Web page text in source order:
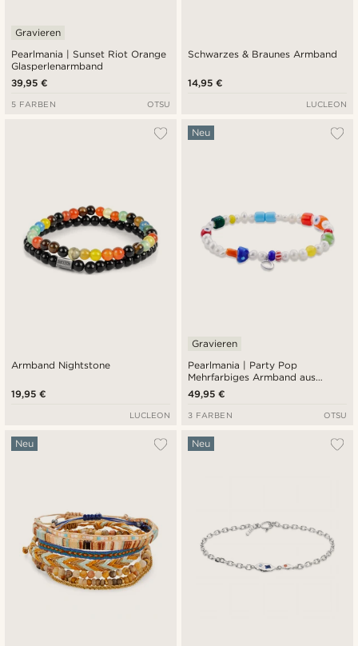
Pearlmania | Sunset Riot Orange
Glasperlenarmband
Gravieren
39,95 €
5 FARBEN OTSU
Schwarzes & Braunes Armband
14,95 €
LUCLEON
Armband Nightstone
19,95 €
LUCLEON
Pearlmania | Party Pop
Mehrfarbiges Armband aus
Süßwasserperlen und Glasperlen
Neu
Gravieren
49,95 €
3 FARBEN OTSU
Neu Neu